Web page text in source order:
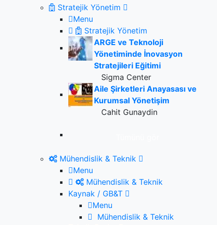
Stratejik Yönetim
Menu
Stratejik Yönetim
ARGE ve Teknoloji
Yönetiminde İnovasyon
Stratejileri Eğitimi
Sigma Center
Aile Şirketleri Anayasası ve
Kurumsal Yönetişim
Cahit Gunaydin
Mühendislik & Teknik
Menu
Mühendislik & Teknik
Kaynak / GB&T
Menu
Mühendislik & Teknik